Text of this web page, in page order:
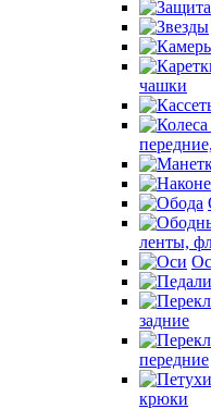
чашки
ленты,
задние
передние
крюки